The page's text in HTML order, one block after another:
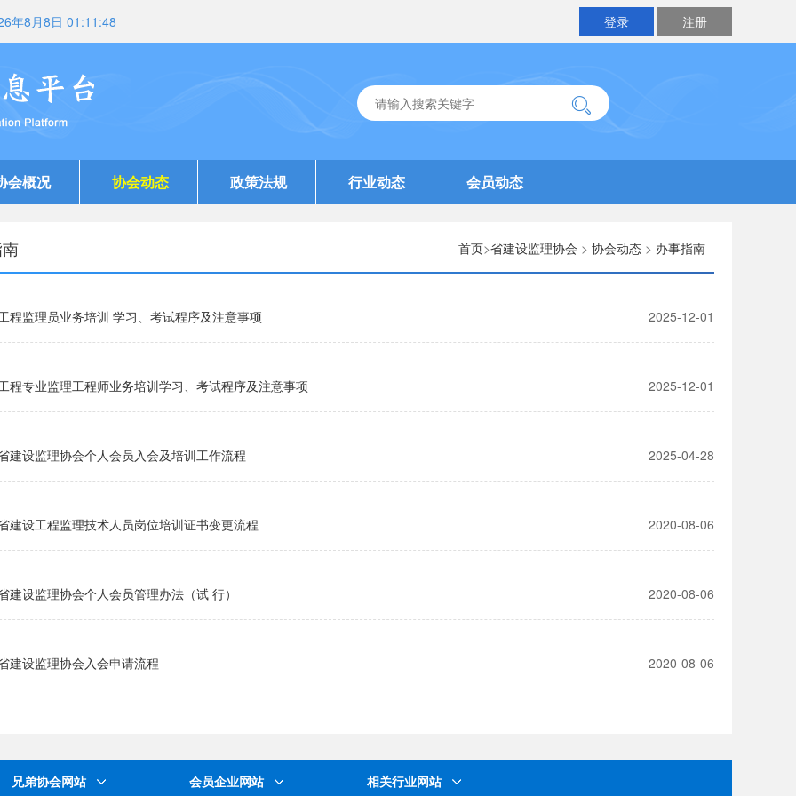
年8月8日 01:11:48 注册
登录
会概况 协会动态 政策法规 行业动态 会员动态
首页>省建设监理协会 > 协会动态 > 办事指南
程监理员业务培训 学习、考试程序及注意事项 2025-12-01
程专业监理工程师业务培训学习、考试程序及注意事项 2025-12-01
建设监理协会个人会员入会及培训工作流程 2025-04-28
建设工程监理技术人员岗位培训证书变更流程 2020-08-06
建设监理协会个人会员管理办法（试 行） 2020-08-06
建设监理协会入会申请流程 2020-08-06
兄弟协会网站 会员企业网站 相关行业网站